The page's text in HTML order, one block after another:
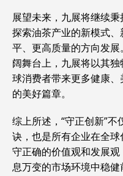
展望未来，九展将继续
探索油茶产业的新模式
平、更高质量的方向发
阔舞台上，九展将以其
球消费者带来更多健康
的美好篇章。
综上所述，“守正创新”
诀，也是所有企业在全
守正确的价值观和发展
息万变的市场环境中稳健